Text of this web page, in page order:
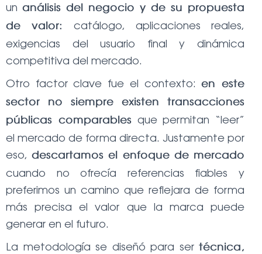
un análisis del negocio y de su propuesta
de valor:
catálogo, aplicaciones reales,
exigencias del usuario final y dinámica
competitiva del mercado.
Otro factor clave fue el contexto:en este
sector no siempre existen transacciones
públicas comparablesque permitan “leer”
el mercado de forma directa. Justamente por
eso,descartamos el enfoque de mercado
cuando no ofrecía referencias fiables y
preferimos un camino que reflejara de forma
más precisa el valor que la marca puede
generar en el futuro.
La metodología se diseñó para ser técnica,